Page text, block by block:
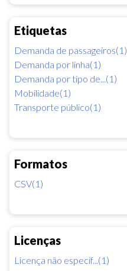
Etiquetas
Demanda de passageiros(1)
Demanda por linha(1)
Demanda por tipo de...(1)
Mobilidade(1)
Transporte público(1)
Formatos
CSV(1)
Licenças
Licença não especif...(1)